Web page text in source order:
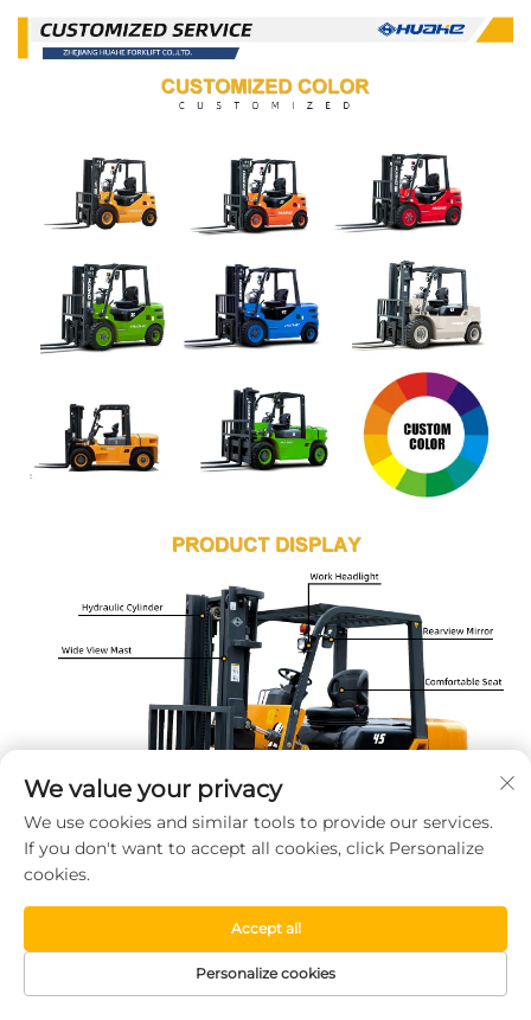
We value your privacy
We use cookies and similar tools to provide our services.
If you don't want to accept all cookies, click Personalize
cookies.
Personalize cookies
Accept all